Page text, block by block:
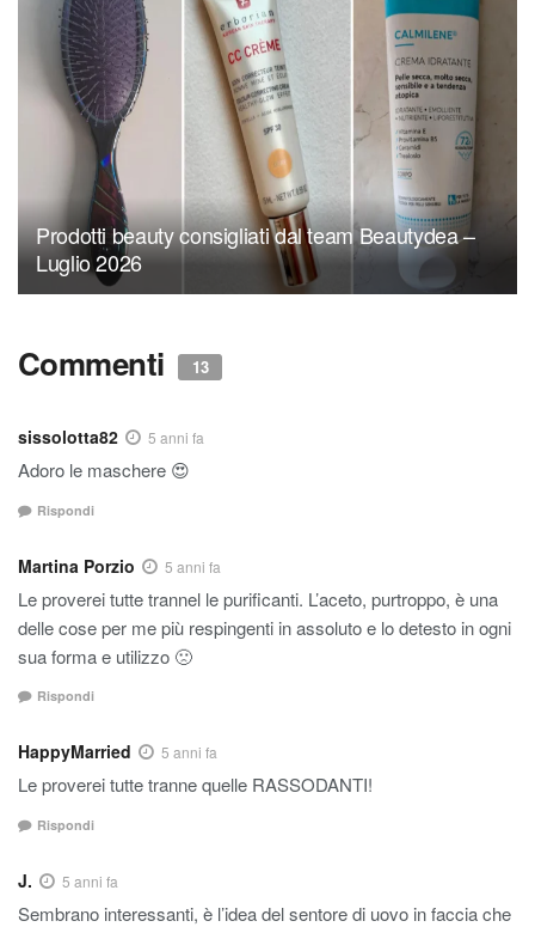
Prodotti beauty consigliati dal team Beautydea –
Luglio 2026
Commenti 13
sissolotta82 5 anni fa
Adoro le maschere 😍
Rispondi
Martina Porzio 5 anni fa
Le proverei tutte trannel le purificanti. L’aceto, purtroppo, è una
delle cose per me più respingenti in assoluto e lo detesto in ogni
sua forma e utilizzo 🙁
Rispondi
HappyMarried 5 anni fa
Le proverei tutte tranne quelle RASSODANTI!
Rispondi
J. 5 anni fa
Sembrano interessanti, è l’idea del sentore di uovo in faccia che